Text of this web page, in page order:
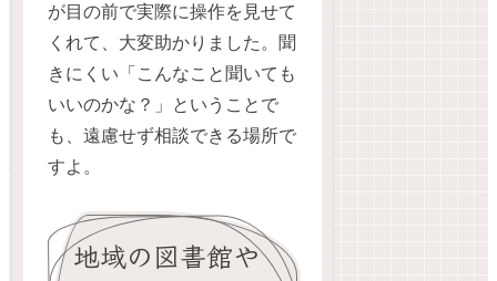
が目の前で実際に操作を見せて
くれて、大変助かりました。聞
きにくい「こんなこと聞いても
いいのかな？」ということで
も、遠慮せず相談できる場所で
すよ。
地域の図書館や